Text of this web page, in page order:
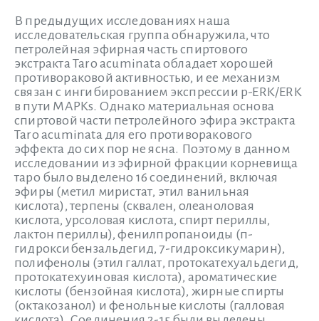
В предыдущих исследованиях наша
исследовательская группа обнаружила, что
петролейная эфирная часть спиртового
экстракта Taro acuminata обладает хорошей
противораковой активностью, и ее механизм
связан с ингибированием экспрессии p-ERK/ERK
в пути MAPKs. Однако материальная основа
спиртовой части петролейного эфира экстракта
Taro acuminata для его противоракового
эффекта до сих пор не ясна. Поэтому в данном
исследовании из эфирной фракции корневища
таро было выделено 16 соединений, включая
эфиры (метил миристат, этил ванильная
кислота), терпены (сквален, олеаноловая
кислота, урсоловая кислота, спирт периллы,
лактон периллы), фенилпропаноиды (п-
гидроксибензальдегид, 7-гидроксикумарин),
полифенолы (этил галлат, протокатехуальдегид,
протокатехуиновая кислота), ароматические
кислоты (бензойная кислота), жирные спирты
(октакозанол) и фенольные кислоты (галловая